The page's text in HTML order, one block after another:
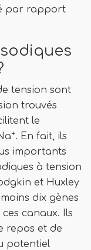
par rapport
tension sont
trouvés
le
+. En fait, ils
importants
à tension
et Huxley
dix gènes
canaux. Ils
repos et de
potentiel